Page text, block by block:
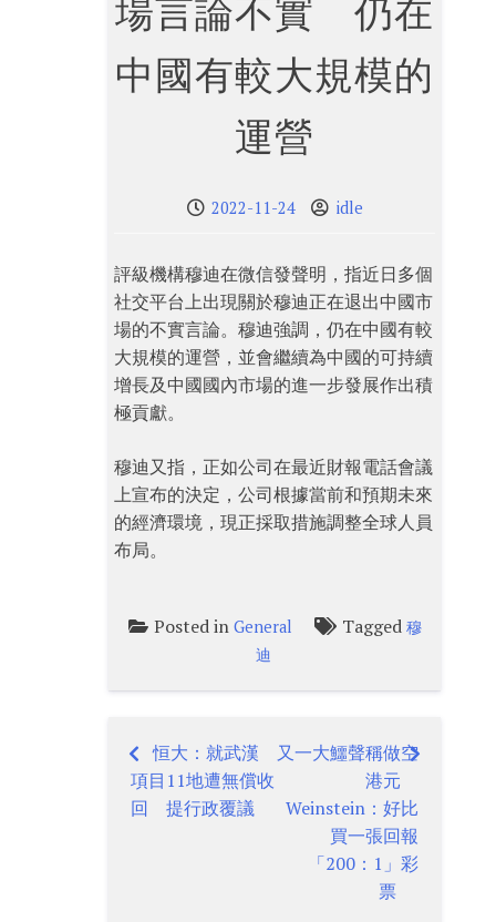
場言論不實 仍在
中國有較大規模的
運營
2022-11-24 idle
評級機構穆迪在微信發聲明，指近日多個
社交平台上出現關於穆迪正在退出中國市
場的不實言論。穆迪強調，仍在中國有較
大規模的運營，並會繼續為中國的可持續
增長及中國國內市場的進一步發展作出積
極貢獻。
穆迪又指，正如公司在最近財報電話會議
上宣布的決定，公司根據當前和預期未來
的經濟環境，現正採取措施調整全球人員
布局。
Posted in General Tagged 穆
迪
Post
navigation
恒大：就武漢
項目11地遭無償收
回 提行政覆議
又一大鱷聲稱做空
港元
Weinstein：好比
買一張回報
「200：1」彩
票